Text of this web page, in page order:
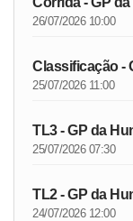
26/07/2026 10:00
Classificação -
25/07/2026 11:00
TL3 - GP da
25/07/2026 07:30
TL2 - GP da
24/07/2026 12:00